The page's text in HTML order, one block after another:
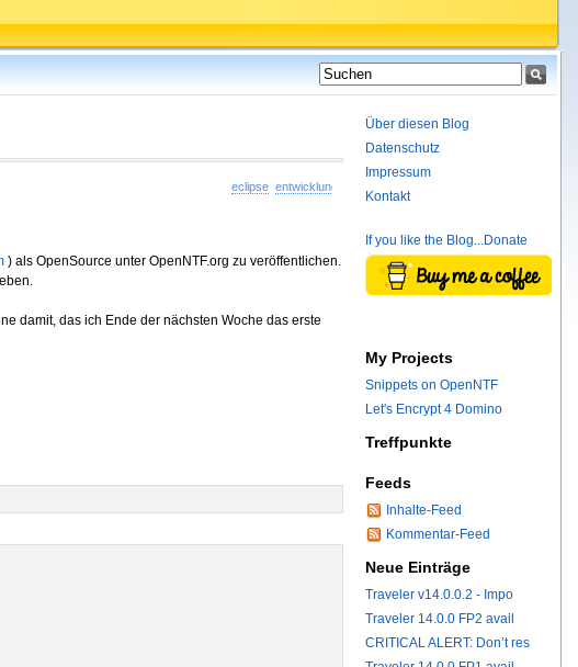
eclipse entwicklung
) als OpenSource unter OpenNTF.org zu veröffentlichen.
damit, das ich Ende der nächsten Woche das erste
Über diesen Blog
Datenschutz
Impressum
Kontakt
If you like the Blog...Donate
My Projects
Snippets on OpenNTF
Let's Encrypt 4 Domino
Treffpunkte
Feeds
Inhalte-Feed
Kommentar-Feed
Neue Einträge
Traveler v14.0.0.2 - Impo
Traveler 14.0.0 FP2 avail
CRITICAL ALERT: Don’t res